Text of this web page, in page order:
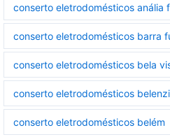
conserto eletrodomésticos anália
conserto eletrodomésticos barra
conserto eletrodomésticos bela
conserto eletrodomésticos
conserto eletrodomésticos belém